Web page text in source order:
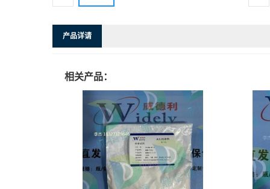
产品详请
相关产品：